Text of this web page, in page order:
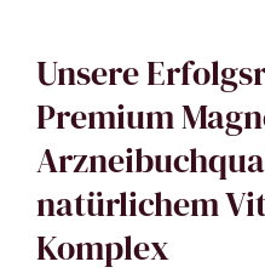
Unsere
Premium
natürlichem
Komplex